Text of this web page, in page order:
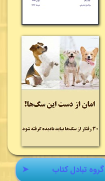
➤ گروه تبادل کتاب